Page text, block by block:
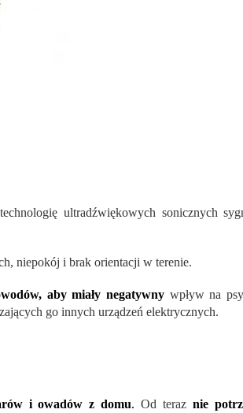
ultradźwiękowych sonicznych
niepokój i brak orientacji w terenie.
aby miały negatywny wpływ na
go innych urządzeń elektrycznych.
i owadów z domu. Od teraznie